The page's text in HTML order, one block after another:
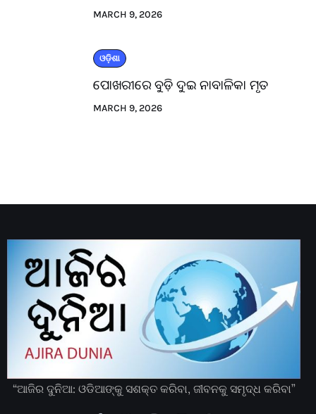
MARCH 9, 2026
ଓଡ଼ିଶା
ପୋଖରୀରେ ବୁଡ଼ି ଦୁଇ ନାବାଳିକା ମୃତ
MARCH 9, 2026
“ଆଜିର ଦୁନିଆ: ଓଡିଆଙ୍କୁ ସଶକ୍ତ କରିବା, ଜୀବନକୁ ସମୃଦ୍ଧ କରିବା”